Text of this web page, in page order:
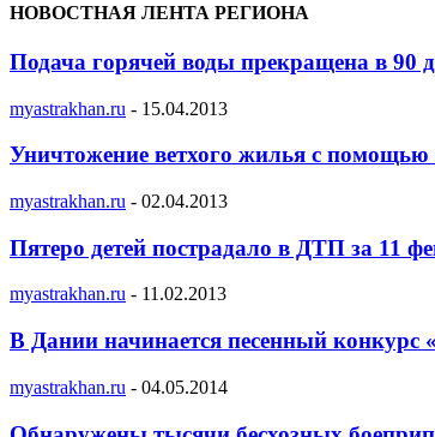
НОВОСТНАЯ ЛЕНТА РЕГИОНА
Подача горячей воды прекращена в 90
myastrakhan.ru - 15.04.2013
Уничтожение ветхого жилья с помощью
myastrakhan.ru - 02.04.2013
Пятеро детей пострадало в ДТП за 11
myastrakhan.ru - 11.02.2013
В Дании начинается песенный конкурс
myastrakhan.ru - 04.05.2014